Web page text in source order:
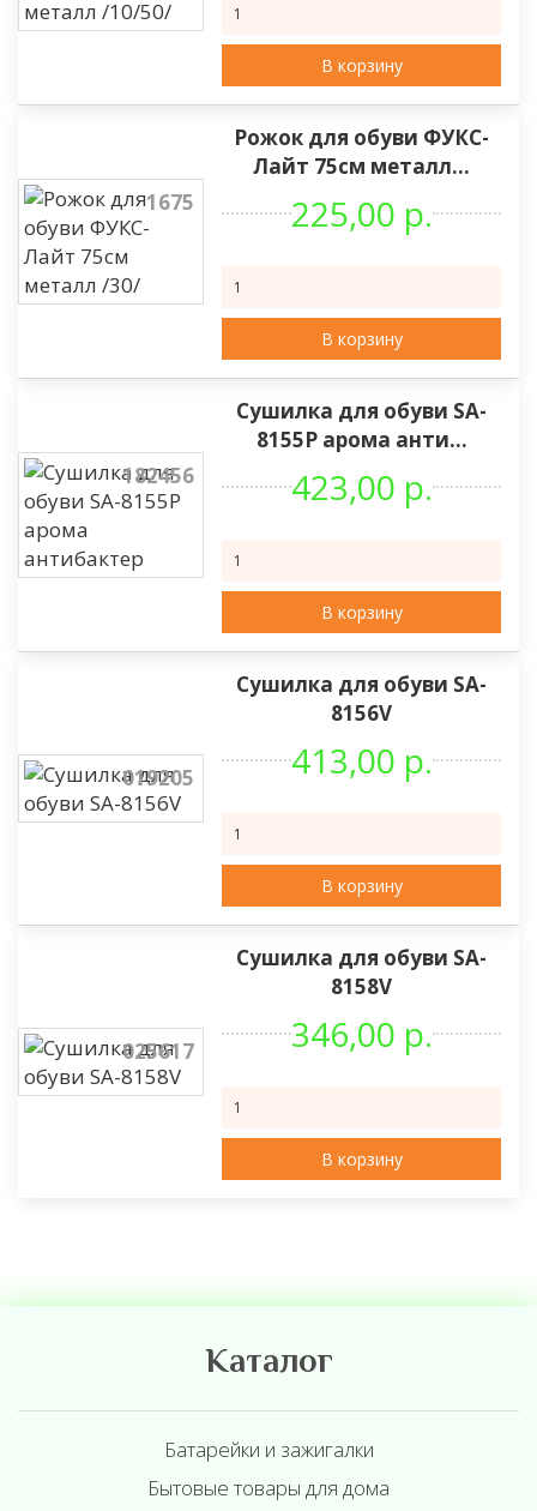
В корзину
1675
Рожок для обуви ФУКС-
Лайт 75см металл...
225,00 р.
В корзину
182456
Сушилка для обуви SA-
8155P арома анти...
423,00 р.
В корзину
019205
Сушилка для обуви SA-
8156V
413,00 р.
В корзину
025617
Сушилка для обуви SA-
8158V
346,00 р.
В корзину
Каталог
Батарейки и зажигалки
Бытовые товары для дома